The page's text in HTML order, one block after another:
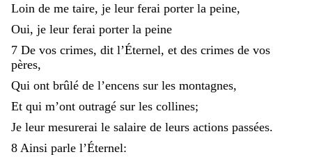
Loin de me taire, je leur ferai porter la peine,
Oui, je leur ferai porter la peine
7 De vos crimes, dit l’Éternel, et des crimes de vos
pères,
Qui ont brûlé de l’encens sur les montagnes,
Et qui m’ont outragé sur les collines;
Je leur mesurerai le salaire de leurs actions passées.
8 Ainsi parle l’Éternel: